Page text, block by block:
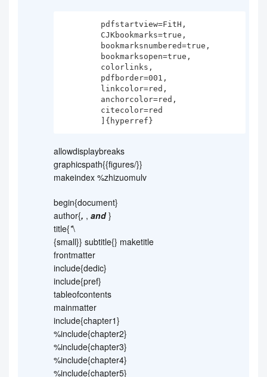
        ]{hyperref}
allowdisplaybreaks
graphicspath{{figures/}}
makeindex %zhizuomulv
begin{document}
author{, , and}
title{*\
{small}} subtitle{} maketitle
frontmatter
include{dedic}
include{pref}
tableofcontents
mainmatter
include{chapter1}
%include{chapter2}
%include{chapter3}
%include{chapter4}
%include{chapter5}